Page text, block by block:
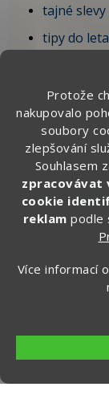
Protože
nakupovalo
soubory
zlepšování
Souhlasem
zpracovávat
cookie
reklam podle
Více informací
tajné slevy
tipy do
dovolenou,
🎁 Po
na první
Zde vyplňte
Kontakt